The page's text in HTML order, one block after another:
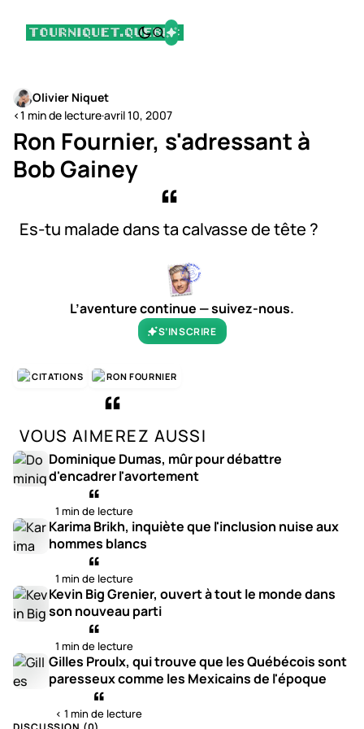
Olivier Niquet
<1 min de lecture·avril 10, 2007
Ron Fournier, s'adressant à
Bob Gainey
Es-tu malade dans ta calvasse de tête ?
L’aventure continue — suivez-nous.
S’INSCRIRE
CITATIONS RON FOURNIER
VOUS AIMEREZ AUSSI
Dominique Dumas, mûr pour débattre
d'encadrer l'avortement
1 min de lecture
Karima Brikh, inquiète que l'inclusion nuise aux
hommes blancs
1 min de lecture
Kevin Big Grenier, ouvert à tout le monde dans
son nouveau parti
1 min de lecture
Gilles Proulx, qui trouve que les Québécois sont
paresseux comme les Mexicains de l'époque
< 1 min de lecture